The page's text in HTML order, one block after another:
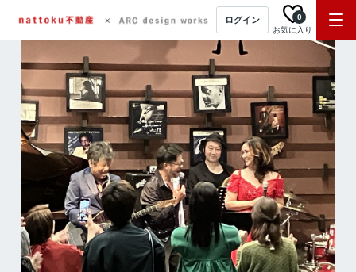
ログイン
お気に入り
0